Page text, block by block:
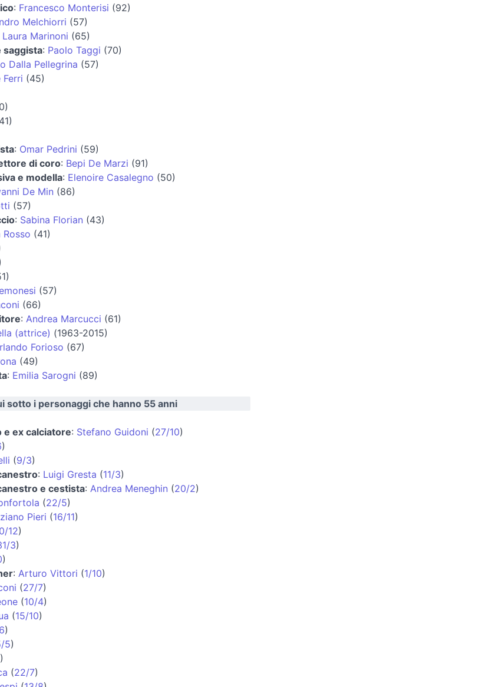
: Francesco Monterisi (92)
Melchiorri (57)
Laura Marinoni (65)
saggista: Paolo Taggi (70)
Dalla Pellegrina (57)
Ferri (45)
: Omar Pedrini (59)
di coro: Bepi De Marzi (91)
e modella: Elenoire Casalegno (50)
De Min (86)
(57)
: Sabina Florian (43)
(41)
(57)
(66)
: Andrea Marcucci (61)
(attrice) (1963-2015)
Forioso (67)
(49)
: Emilia Sarogni (89)
sotto i personaggi che hanno 55 anni
e ex calciatore: Stefano Guidoni (27/10)
)
(9/3)
: Luigi Gresta (11/3)
e cestista: Andrea Meneghin (20/2)
(22/5)
Pieri (16/11)
12)
3)
)
: Arturo Vittori (1/10)
(27/7)
(10/4)
(15/10)
)
5)
)
(22/7)